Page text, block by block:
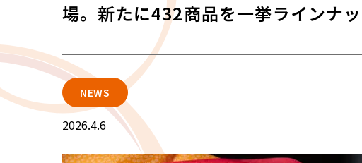
場。新たに432商品を一挙ラインナ
NEWS
2026.4.6